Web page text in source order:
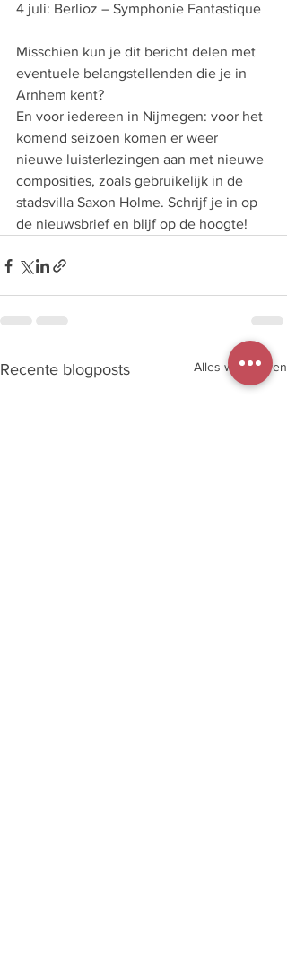
4 juli: Berlioz – Symphonie Fantastique
Misschien kun je dit bericht delen met
eventuele belangstellenden die je in
Arnhem kent?
En voor iedereen in Nijmegen: voor het
komend seizoen komen er weer
nieuwe luisterlezingen aan met nieuwe
composities, zoals gebruikelijk in de
stadsvilla Saxon Holme. Schrijf je in op
de nieuwsbrief en blijf op de hoogte!
Recente blogposts Alles weergeven